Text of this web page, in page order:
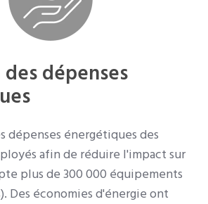
dépenses
dépenses énergétiques des
afin de réduire l'impact sur
plus de 300 000 équipements
Des économies d'énergie ont